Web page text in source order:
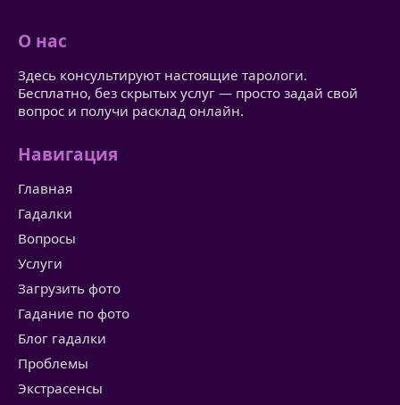
О нас
Здесь консультируют настоящие тарологи.
Бесплатно, без скрытых услуг — просто задай свой
вопрос и получи расклад онлайн.
Навигация
Главная
Гадалки
Вопросы
Услуги
Загрузить фото
Гадание по фото
Блог гадалки
Проблемы
Экстрасенсы